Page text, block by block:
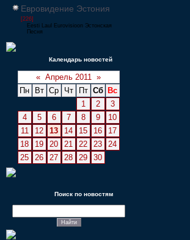
Евровидение Эстония
[226]
Eesti Laul Eurovisioon Эстонская
Песня
Календарь новостей
« Апрель 2011 »
Пн
Вт Ср Чт Пт Сб
Вс
1
2
3
4
5 6 7 8 9
10
11
12 13 14 15 16
17
18
19 20 21 22 23
24
25
26 27 28 29 30
Поиск по новостям